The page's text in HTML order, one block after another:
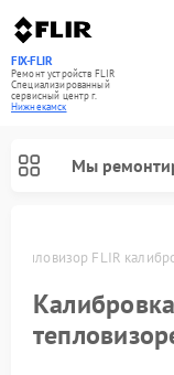
FIX-FLIR
Ремонт устройств FLIR
Специализированный
cервисный центр г.
Нижнекамск
Мы
Тепловизор FLIR